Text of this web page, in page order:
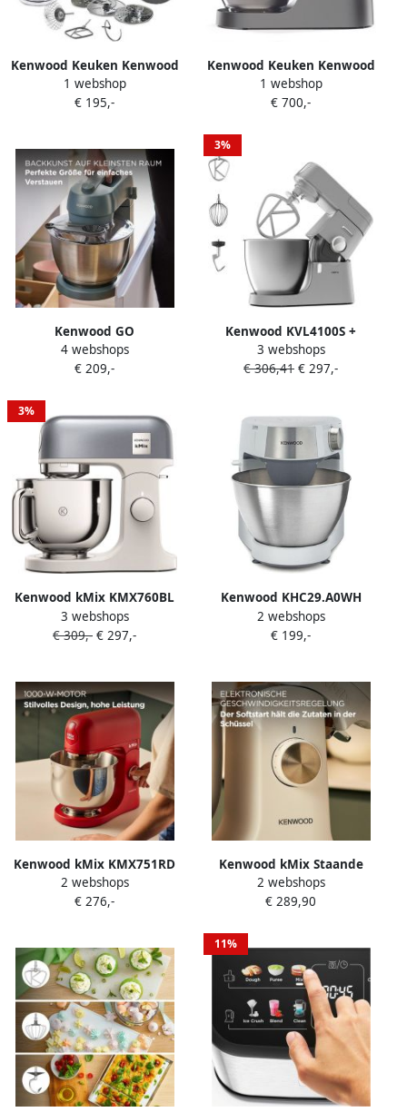
Kenwood Keuken Kenwood
MultiOne KHH300WH
Keukenmachine
1 webshop
€ 195,-
Kenwood Keuken Kenwood
KVL8320S Chef Titanium XL
Keukenmachine Zilver
1 webshop
€ 700,-
Kenwood GO
keukenmachine
KZM35.000GY Blauw 4L
gemakkelijk verplaatsen
Compacte keukenrobot
Opbergen in keukenkast of
lade [onderdeel GO
collectie]
4 webshops
€ 209,-
3%
Kenwood KVL4100S +
Keukenweegschaal |
Keukenrobots |
3 webshops
€ 306,41 € 297,-
3%
Kenwood kMix KMX760BL
Blauw | Keukenrobots |
Keuken&Koken
3 webshops
€ 309,- € 297,-
Kenwood KHC29.A0WH
keukenmachine 1000 W 4 3
l Roestvrijstaal Wit
2 webshops
€ 199,-
Kenwood kMix KMX751RD
Keukenmachine 1000 W – 5
L Rood
2 webshops
€ 276,-
Kenwood kMix Staande
mixer 1000 W Wit
2 webshops
€ 289,90
11%